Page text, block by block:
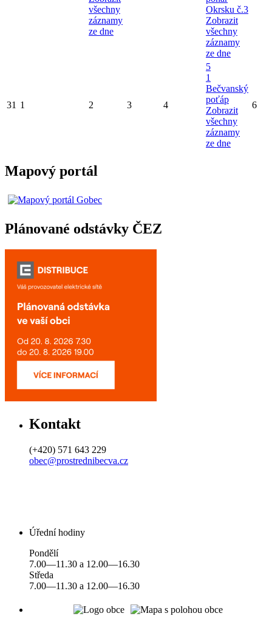
všechny
záznamy
ze dne
Okrsku č.3
Zobrazit
všechny
záznamy
ze dne
31 1 2 3 4
5
1
Bečvanský
poťáp
Zobrazit
všechny
záznamy
ze dne
6
Mapový portál
Plánované odstávky ČEZ
Kontakt
(+420) 571 643 229
obec@prostrednibecva.cz
Úřední hodiny
Pondělí
7.00—11.30 a 12.00—16.30
Středa
7.00—11.30 a 12.00—16.30